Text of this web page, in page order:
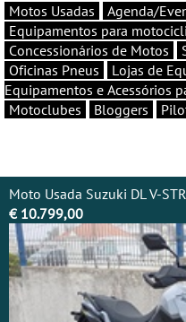
Motos Usadas Agenda/
Equipamentos para
Concessionários de Motos
Oficinas Pneus
Lojas de
Equipamentos e Acessórios
Motoclubes
Bloggers
Moto Usada Suzuki DL V-
€ 10.799,00